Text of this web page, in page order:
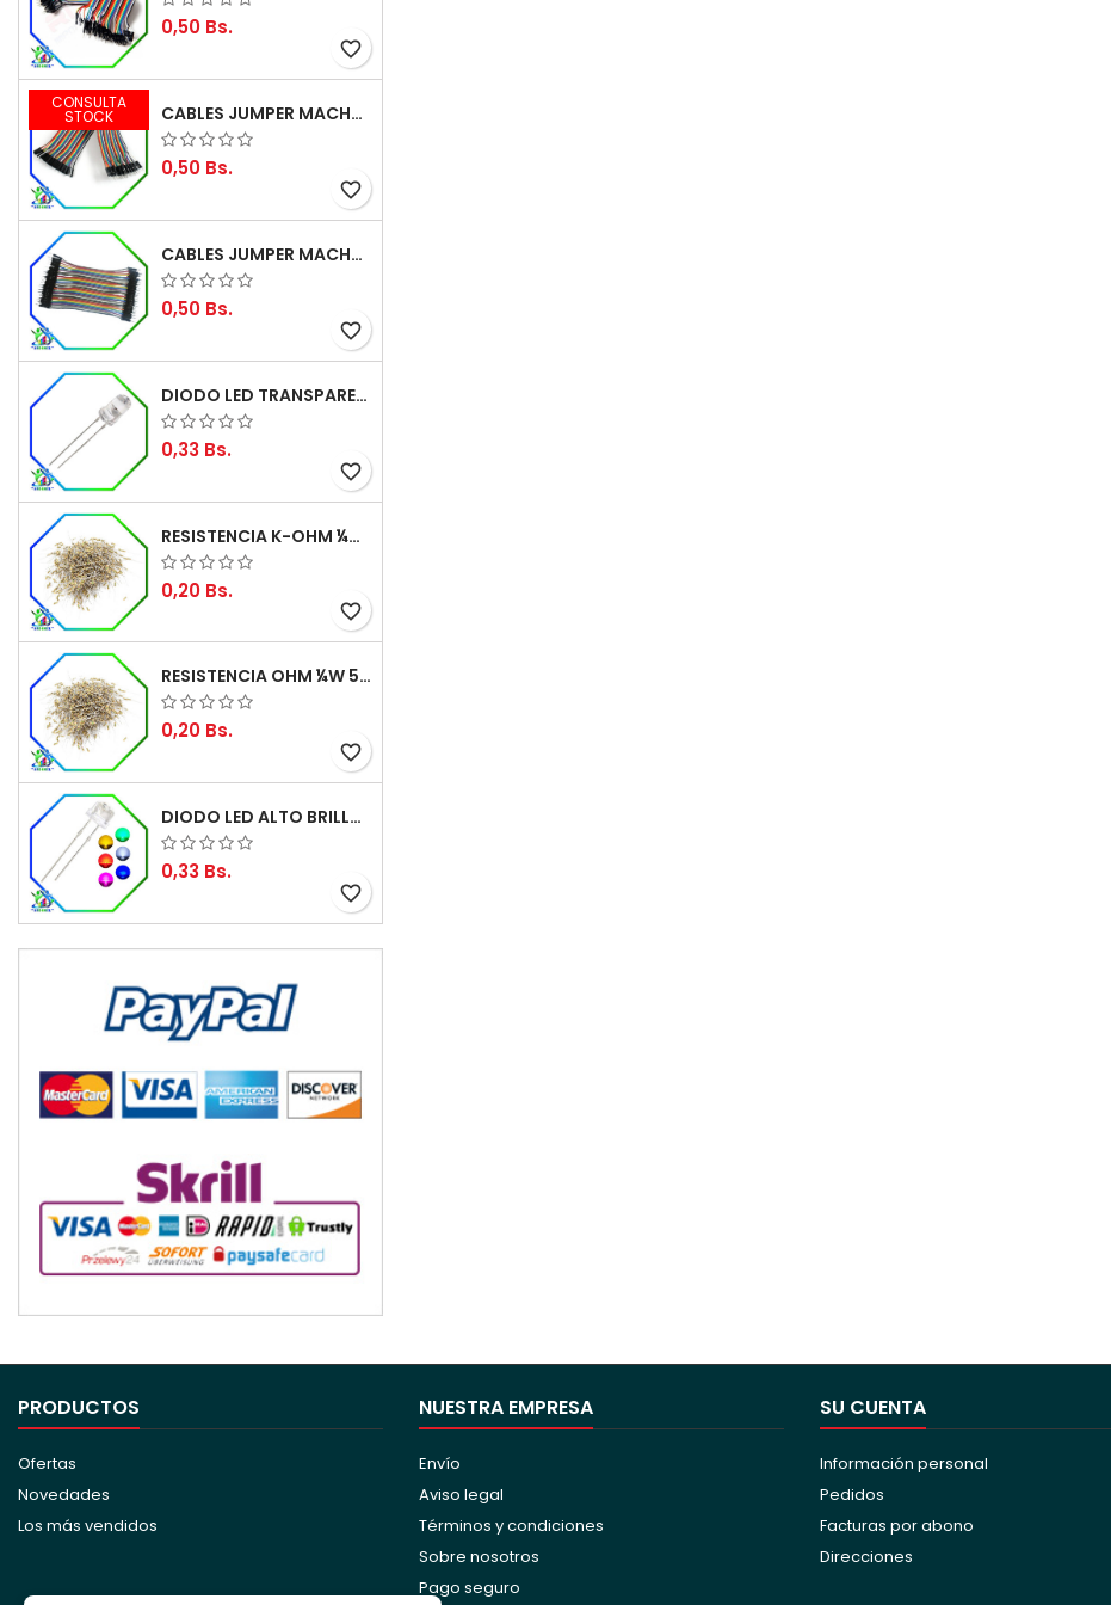
0,50 Bs.
favorite_border
CONSULTA
STOCK CABLES JUMPER MACHO-HEMBRA 20CM (ALTA CALIDAD)
0,50 Bs.
favorite_border
CABLES JUMPER MACHO-MACHO 10CM (ALTA CALIDAD)
0,50 Bs.
favorite_border
DIODO LED TRANSPARENTE DE 5MM 3,5V 20MA 10000MCD
0,33 Bs.
favorite_border
RESISTENCIA K-OHM ¼W 5%
0,20 Bs.
favorite_border
RESISTENCIA OHM ¼W 5%
0,20 Bs.
favorite_border
DIODO LED ALTO BRILLO PANORÁMICO DE 5MM
0,33 Bs.
favorite_border
PRODUCTOS
Ofertas
Novedades
Los más vendidos
NUESTRA EMPRESA
Envío
Aviso legal
Términos y condiciones
Sobre nosotros
Pago seguro
SU CUENTA
Información personal
Pedidos
Facturas por abono
Direcciones